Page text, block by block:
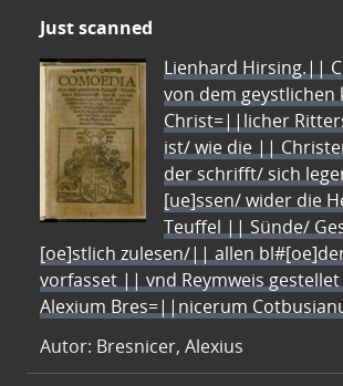
Just scanned
Lienhard Hirsing.||
von dem geystlichen
Christ=||licher
ist/ wie die ||
der schrifft/ sich
[ue]ssen/ wider die
Teuffel || Sünde/
[oe]stlich zulesen/|| allen
vorfasset || vnd Reymweis
Alexium Bres=||nicerum
Autor: Bresnicer, Alexius